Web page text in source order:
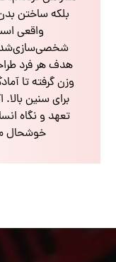
بلکه ساختن
واقعی
هدف هر فرد
وزن گرفته تا
برای سنین
تعهد و نگاه
خوشحال